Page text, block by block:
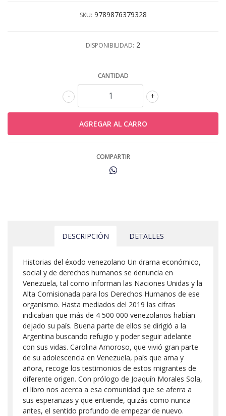
SKU: 9789876379328
DISPONIBILIDAD: 2
CANTIDAD
+
-
COMPARTIR
DESCRIPCIÓN DETALLES
Historias del éxodo venezolano Un drama económico,
social y de derechos humanos se denuncia en
Venezuela, tal como informan las Naciones Unidas y la
Alta Comisionada para los Derechos Humanos de ese
organismo. Hasta mediados del 2019 las cifras
indicaban que más de 4 500 000 venezolanos habían
dejado su país. Buena parte de ellos se dirigió a la
Argentina buscando refugio y poder seguir adelante
con sus vidas. Carolina Amoroso, que vivió gran parte
de su adolescencia en Venezuela, país que ama y
añora, recoge los testimonios de estos migrantes de
diferente origen. Con prólogo de Joaquín Morales Sola,
el libro nos acerca a esa comunidad que se aferra a
sus esperanzas y que entiende, quizás como nunca
antes, el sentido profundo de empezar de nuevo.